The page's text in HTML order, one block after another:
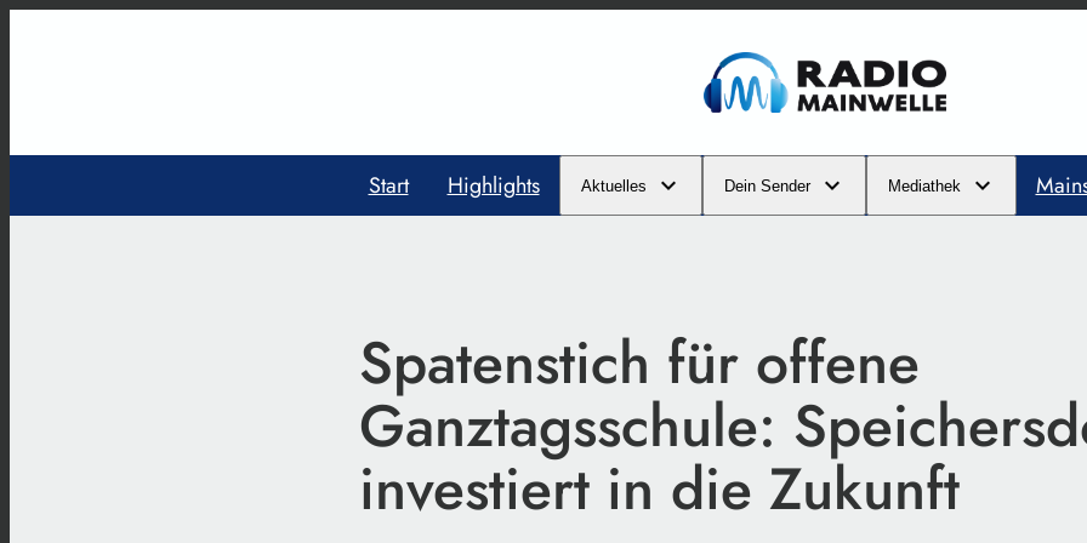
Start Highlights Aktuelles Dein Sender Mediathek
Spatenstich für offene
Ganztagsschule:
investiert in die Zukunft